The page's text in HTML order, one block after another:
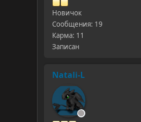
Новичок
Сообщения: 19
Карма: 11
Записан
Natali-L